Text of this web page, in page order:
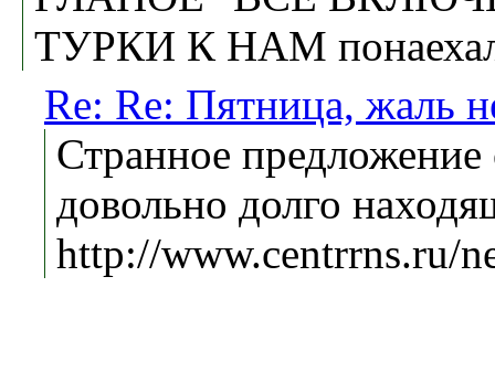
ТУРКИ К НАМ
Re: Re: Пятница, жаль
Странное
довольно долго
http://www.centrrns.ru/